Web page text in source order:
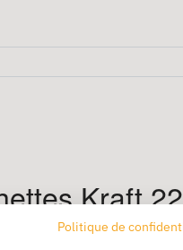
Kraft
Politique de